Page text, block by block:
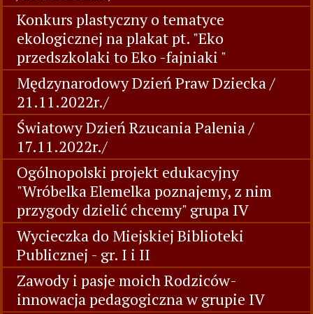
Konkurs plastyczny o tematyce
ekologicznej na plakat pt. "Eko
przedszkolaki to Eko -fajniaki "
Mędzynarodowy Dzień Praw Dziecka /
21.11.2022r./
Światowy Dzień Rzucania Palenia /
17.11.2022r./
Ogólnopolski projekt edukacyjny
"Wróbelka Elemelka poznajemy, z nim
przygody dzielić chcemy" grupa IV
Wycieczka do Miejskiej Biblioteki
Publicznej - gr. I i II
Zawody i pasje moich Rodziców-
innowacja pedagogiczna w grupie IV